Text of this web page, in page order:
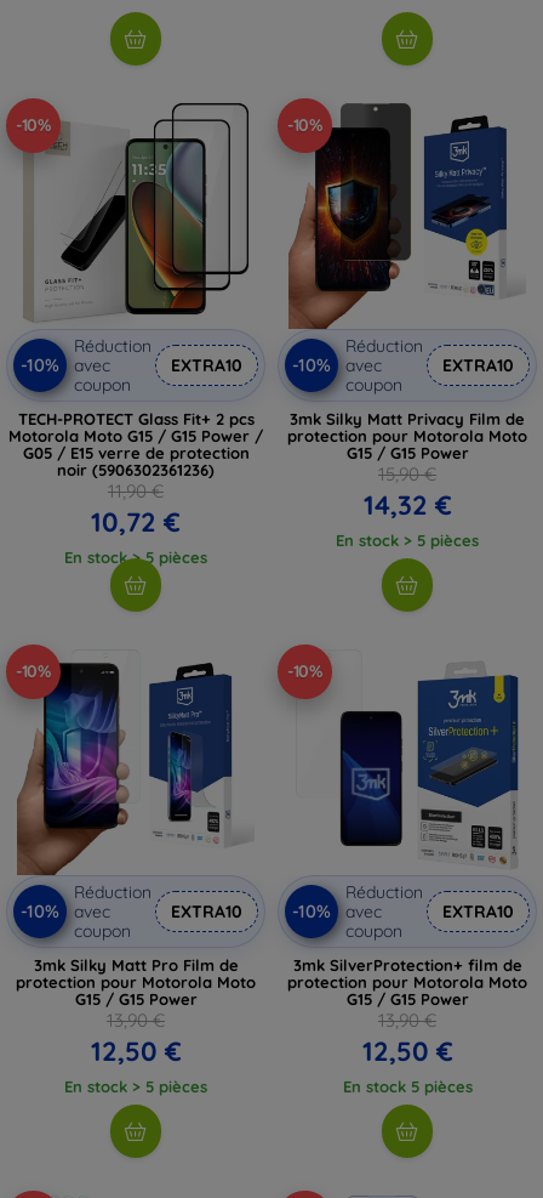
-10%
-10%
Réduction
avec
coupon
EXTRA10
TECH-PROTECT Glass Fit+ 2 pcs
Motorola Moto G15 / G15 Power /
G05 / E15 verre de protection
noir (5906302361236)
11,90 €
10,72 €
En stock > 5 pièces
-10%
-10%
Réduction
avec
coupon
EXTRA10
3mk Silky Matt Privacy Film de
protection pour Motorola Moto
G15 / G15 Power
15,90 €
14,32 €
En stock > 5 pièces
-10%
-10%
Réduction
avec
coupon
EXTRA10
3mk Silky Matt Pro Film de
protection pour Motorola Moto
G15 / G15 Power
13,90 €
12,50 €
En stock > 5 pièces
-10%
-10%
Réduction
avec
coupon
EXTRA10
3mk SilverProtection+ film de
protection pour Motorola Moto
G15 / G15 Power
13,90 €
12,50 €
En stock 5 pièces